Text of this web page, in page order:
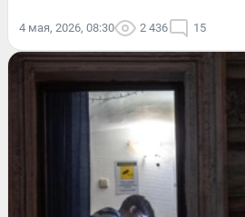
4 мая, 2026, 08:30 2 436 15